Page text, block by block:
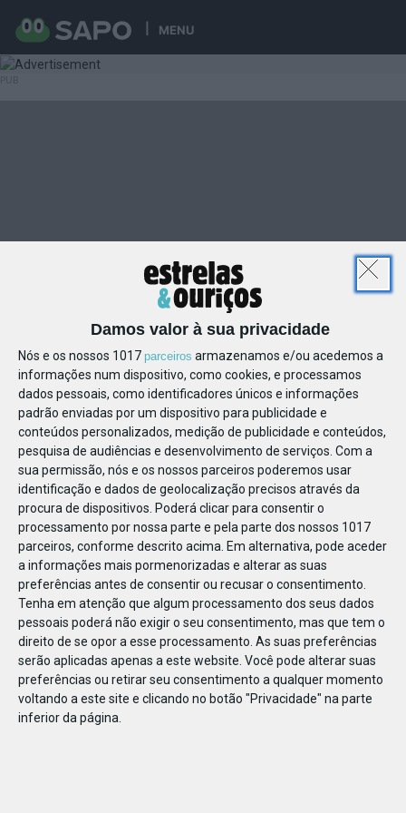
MENU
Damos valor à sua privacidade
Nós e os nossos 1017 parceiros armazenamos e/ou acedemos a
informações num dispositivo, como cookies, e processamos
dados pessoais, como identificadores únicos e informações
padrão enviadas por um dispositivo para publicidade e
conteúdos personalizados, medição de publicidade e conteúdos,
pesquisa de audiências e desenvolvimento de serviços. Com a
sua permissão, nós e os nossos parceiros poderemos usar
identificação e dados de geolocalização precisos através da
procura de dispositivos. Poderá clicar para consentir o
processamento por nossa parte e pela parte dos nossos 1017
parceiros, conforme descrito acima. Em alternativa, pode aceder
a informações mais pormenorizadas e alterar as suas
preferências antes de consentir ou recusar o consentimento.
Tenha em atenção que algum processamento dos seus dados
pessoais poderá não exigir o seu consentimento, mas que tem o
direito de se opor a esse processamento. As suas preferências
serão aplicadas apenas a este website. Você pode alterar suas
preferências ou retirar seu consentimento a qualquer momento
voltando a este site e clicando no botão "Privacidade" na parte
inferior da página.
310071373231795